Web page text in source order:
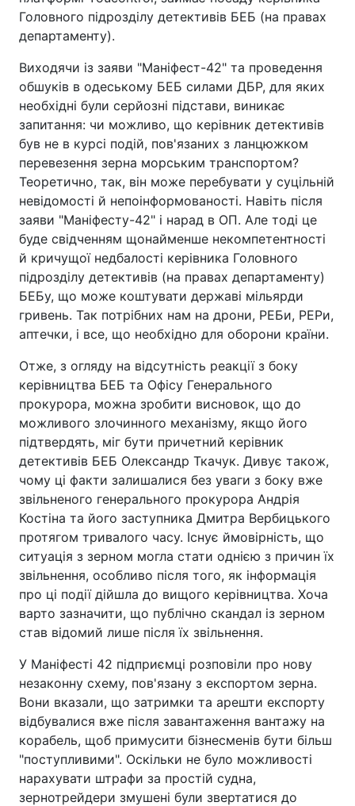
Головного підрозділу детективів БЕБ (на правах
департаменту).
Виходячи із заяви "Маніфест-42" та проведення
обшуків в одеському БЕБ силами ДБР, для яких
необхідні були серйозні підстави, виникає
запитання: чи можливо, що керівник детективів
був не в курсі подій, пов'язаних з ланцюжком
перевезення зерна морським транспортом?
Теоретично, так, він може перебувати у суцільній
невідомості й непоінформованості. Навіть після
заяви "Маніфесту-42" і нарад в ОП. Але тоді це
буде свідченням щонайменше некомпетентності
й кричущої недбалості керівника Головного
підрозділу детективів (на правах департаменту)
БЕБу, що може коштувати державі мільярди
гривень. Так потрібних нам на дрони, РЕБи, РЕРи,
аптечки, і все, що необхідно для оборони країни.
Отже, з огляду на відсутність реакції з боку
керівництва БЕБ та Офісу Генерального
прокурора, можна зробити висновок, що до
можливого злочинного механізму, якщо його
підтвердять, міг бути причетний керівник
детективів БЕБ Олександр Ткачук. Дивує також,
чому ці факти залишалися без уваги з боку вже
звільненого генерального прокурора Андрія
Костіна та його заступника Дмитра Вербицького
протягом тривалого часу. Існує ймовірність, що
ситуація з зерном могла стати однією з причин їх
звільнення, особливо після того, як інформація
про ці події дійшла до вищого керівництва. Хоча
варто зазначити, що публічно скандал із зерном
став відомий лише після їх звільнення.
У Маніфесті 42 підприємці розповіли про нову
незаконну схему, пов'язану з експортом зерна.
Вони вказали, що затримки та арешти експорту
відбувалися вже після завантаження вантажу на
корабель, щоб примусити бізнесменів бути більш
"поступливими". Оскільки не було можливості
нарахувати штрафи за простій судна,
зернотрейдери змушені були звертатися до